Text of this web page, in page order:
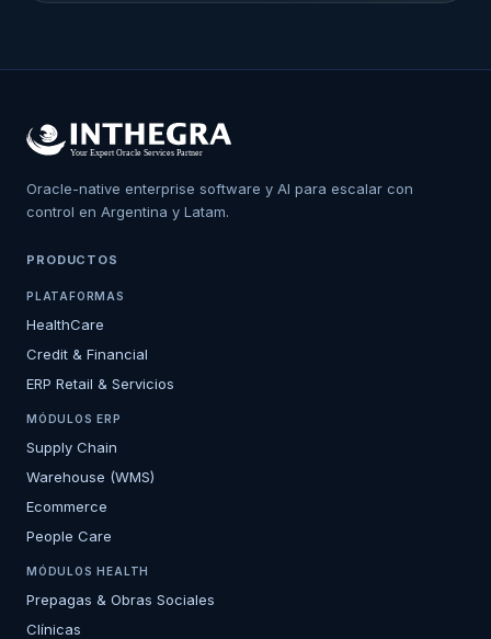
Oracle-native enterprise software y AI para escalar con
control en Argentina y Latam.
PRODUCTOS
PLATAFORMAS
HealthCare
Credit & Financial
ERP Retail & Servicios
MÓDULOS ERP
Supply Chain
Warehouse (WMS)
Ecommerce
People Care
MÓDULOS HEALTH
Prepagas & Obras Sociales
Clínicas